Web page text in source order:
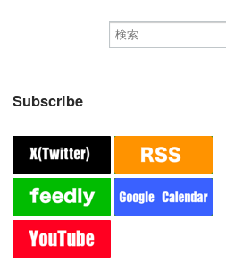
Subscribe